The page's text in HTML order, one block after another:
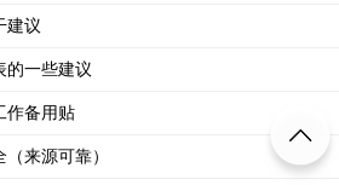
建议
的一些建议
作备用贴
来源可靠）